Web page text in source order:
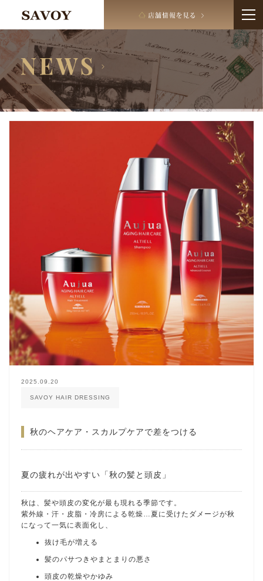
2025.09.20
SAVOY HAIR DRESSING
秋のヘアケア・スカルプケアで差をつける
夏の疲れが出やすい「秋の髪と頭皮」
秋は、髪や頭皮の変化が最も現れる季節です。
紫外線・汗・皮脂・冷房による乾燥…夏に受けたダメージが秋
になって一気に表面化し、
抜け毛が増える
髪のパサつきやまとまりの悪さ
頭皮の乾燥やかゆみ